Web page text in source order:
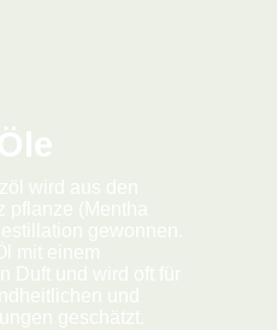
wird aus den
pflanze (Mentha
gewonnen.
mit einem
Duft und wird oft für
und
geschätzt.